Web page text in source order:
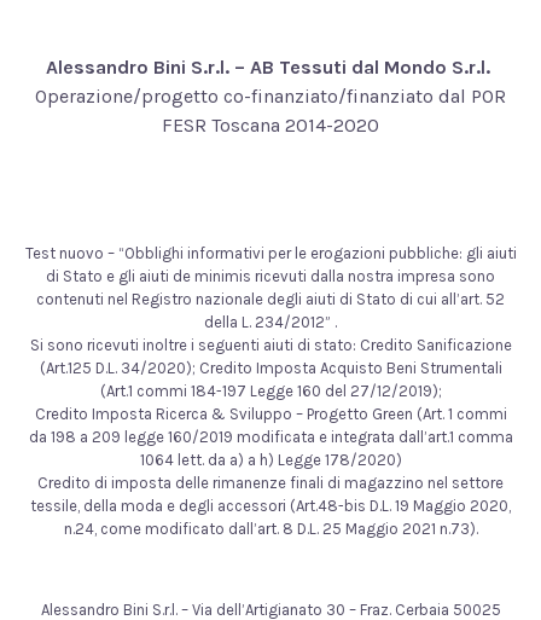
Alessandro Bini S.r.l. – AB Tessuti dal Mondo S.r.l.
Operazione/progetto co-finanziato/finanziato dal POR
FESR Toscana 2014-2020
Test nuovo – “Obblighi informativi per le erogazioni pubbliche: gli aiuti
di Stato e gli aiuti de minimis ricevuti dalla nostra impresa sono
contenuti nel Registro nazionale degli aiuti di Stato di cui all’art. 52
della L. 234/2012” .
Si sono ricevuti inoltre i seguenti aiuti di stato: Credito Sanificazione
(Art.125 D.L. 34/2020); Credito Imposta Acquisto Beni Strumentali
(Art.1 commi 184-197 Legge 160 del 27/12/2019);
Credito Imposta Ricerca & Sviluppo – Progetto Green (Art. 1 commi
da 198 a 209 legge 160/2019 modificata e integrata dall’art.1 comma
1064 lett. da a) a h) Legge 178/2020)
Credito di imposta delle rimanenze finali di magazzino nel settore
tessile, della moda e degli accessori (Art.48-bis D.L. 19 Maggio 2020,
n.24, come modificato dall’art. 8 D.L. 25 Maggio 2021 n.73).
Alessandro Bini S.r.l. – Via dell’Artigianato 30 – Fraz. Cerbaia 50025